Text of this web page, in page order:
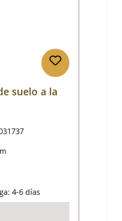
suelo a la
4-6 días